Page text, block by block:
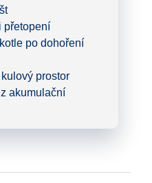
přetopení
po dohoření
prostor
akumulační